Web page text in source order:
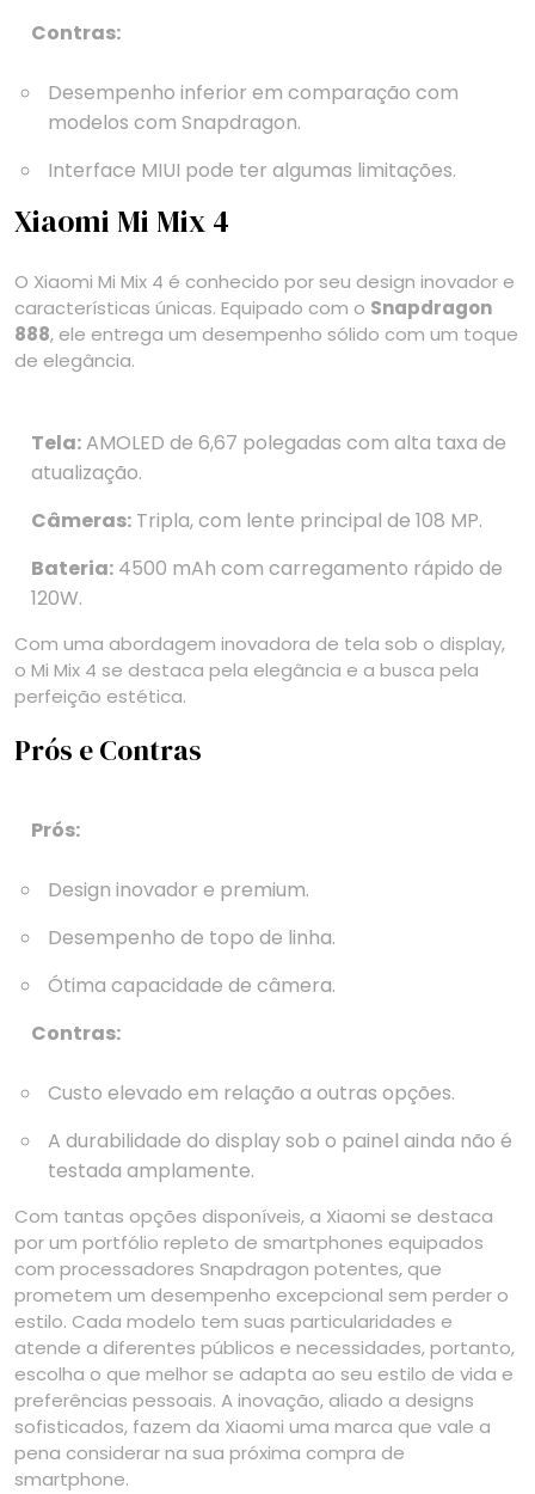
Contras:
Desempenho inferior em comparação com
modelos com Snapdragon.
Interface MIUI pode ter algumas limitações.
Xiaomi Mi Mix 4
O Xiaomi Mi Mix 4 é conhecido por seu design inovador e
características únicas. Equipado com o Snapdragon
888, ele entrega um desempenho sólido com um toque
de elegância.
Tela:AMOLED de 6,67 polegadas com alta taxa de
atualização.
Câmeras: Tripla, com lente principal de 108 MP.
Bateria: 4500 mAh com carregamento rápido de
120W.
Com uma abordagem inovadora de tela sob o display,
o Mi Mix 4 se destaca pela elegância e a busca pela
perfeição estética.
Prós e Contras
Prós:
Design inovador e premium.
Desempenho de topo de linha.
Ótima capacidade de câmera.
Contras:
Custo elevado em relação a outras opções.
A durabilidade do display sob o painel ainda não é
testada amplamente.
Com tantas opções disponíveis, a Xiaomi se destaca
por um portfólio repleto de smartphones equipados
com processadores Snapdragon potentes, que
prometem um desempenho excepcional sem perder o
estilo. Cada modelo tem suas particularidades e
atende a diferentes públicos e necessidades, portanto,
escolha o que melhor se adapta ao seu estilo de vida e
preferências pessoais. A inovação, aliado a designs
sofisticados, fazem da Xiaomi uma marca que vale a
pena considerar na sua próxima compra de
smartphone.